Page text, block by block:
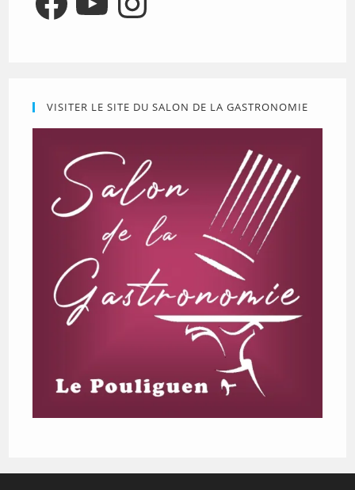
VISITER LE SITE DU SALON DE LA GASTRONOMIE